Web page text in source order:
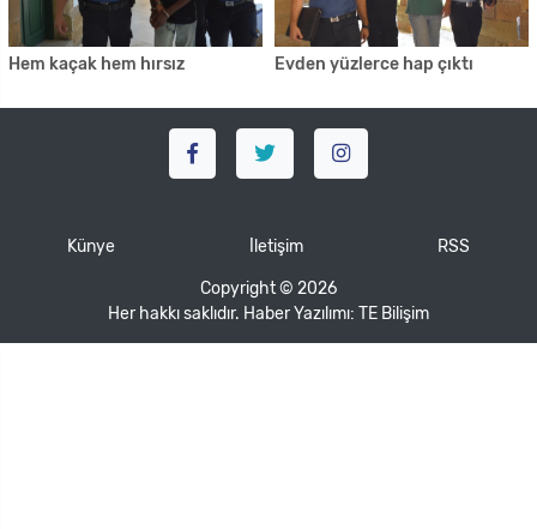
Hem kaçak hem hırsız Evden yüzlerce hap çıktı
Künye İletişim RSS
Copyright © 2026
Her hakkı saklıdır. Haber Yazılımı: TE Bilişim